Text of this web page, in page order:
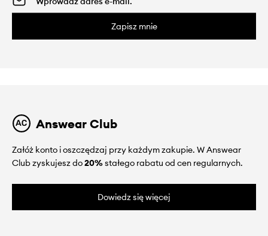
Zapisz mnie
Answear Club
Załóż konto i oszczędzaj przy każdym zakupie. W Answear
Club zyskujesz do20%stałego rabatu od cen regularnych.
Dowiedz się więcej